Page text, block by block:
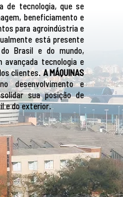
de tecnologia, que se
beneficiamento e
para agroindústria e
está presente
Brasil e do mundo,
avançada tecnologia e
clientes.A MÁQUINAS
desenvolvimento e
sua posição de
e do exterior.